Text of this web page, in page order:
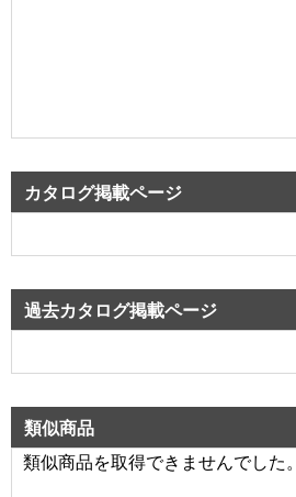
カタログ掲載ページ
過去カタログ掲載ページ
類似商品
類似商品を取得できませんでした。